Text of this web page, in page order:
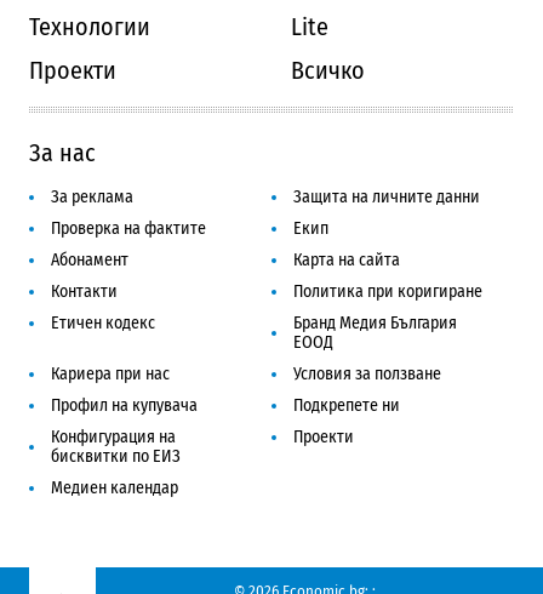
Технологии
Lite
Проекти
Всичко
За нас
За реклама
Защита на личните данни
Проверка на фактите
Екип
Абонамент
Карта на сайта
Контакти
Политика при коригиране
Етичен кодекс
Бранд Медия България
ЕООД
Кариера при нас
Условия за ползване
Профил на купувача
Подкрепете ни
Конфигурация на
бисквитки по ЕИЗ
Проекти
Медиен календар